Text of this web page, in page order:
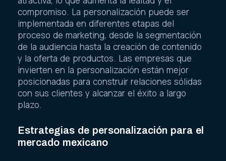
compromiso. La personalización puede ser
implementada en diferentes etapas del
proceso de marketing, desde la segmentación
de la audiencia hasta la creación de contenido
y la oferta de productos. Las empresas que
invierten en la personalización están mejor
posicionadas para construir relaciones sólidas
con sus clientes y alcanzar el éxito a largo
plazo.
Estrategias de personalización para el
mercado mexicano